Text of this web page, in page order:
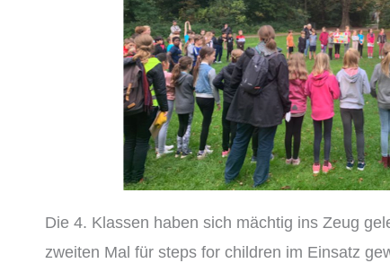
Die 4. Klassen haben sich mächtig ins Zeug
zweiten Mal für steps for children im Einsatz